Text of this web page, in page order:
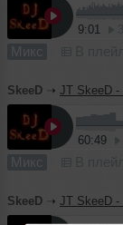
9:01
Микс
SkeeD ➝ JT SkeeD -
60:49
Микс
SkeeD ➝ JT SkeeD -